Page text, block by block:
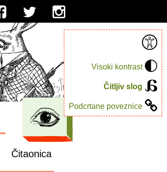
Visoki kontrast
Čitljiv slog
Podcrtane poveznice
Čitaonica